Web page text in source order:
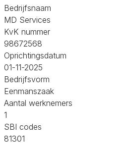
Bedrijfsnaam
MD Services
KvK nummer
98672568
Oprichtingsdatum
01-11-2025
Bedrijfsvorm
Eenmanszaak
Aantal werknemers
1
SBI codes
81301